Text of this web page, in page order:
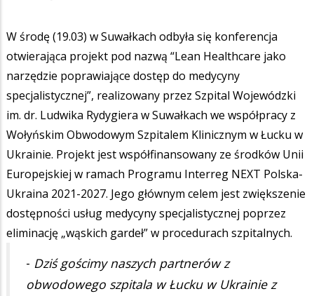
W środę (19.03) w Suwałkach odbyła się konferencja
otwierająca projekt pod nazwą “Lean Healthcare jako
narzędzie poprawiające dostęp do medycyny
specjalistycznej”, realizowany przez Szpital Wojewódzki
im. dr. Ludwika Rydygiera w Suwałkach we współpracy z
Wołyńskim Obwodowym Szpitalem Klinicznym w Łucku w
Ukrainie. Projekt jest współfinansowany ze środków Unii
Europejskiej w ramach Programu Interreg NEXT Polska-
Ukraina 2021-2027. Jego głównym celem jest zwiększenie
dostępności usług medycyny specjalistycznej poprzez
eliminację „wąskich gardeł” w procedurach szpitalnych.
- Dziś gościmy naszych partnerów z
obwodowego szpitala w Łucku w Ukrainie z